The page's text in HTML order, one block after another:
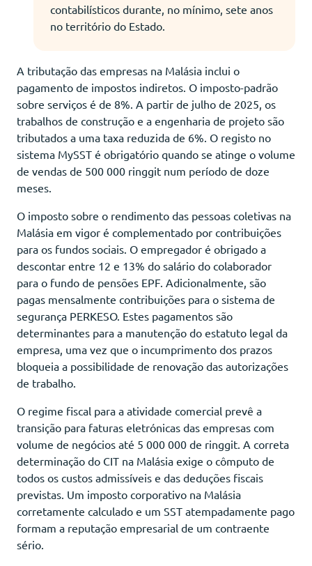
contabilísticos durante, no mínimo, sete anos
no território do Estado.
A tributação das empresas na Malásia inclui o
pagamento de impostos indiretos. O imposto-padrão
sobre serviços é de 8%. A partir de julho de 2025, os
trabalhos de construção e a engenharia de projeto são
tributados a uma taxa reduzida de 6%. O registo no
sistema MySST é obrigatório quando se atinge o volume
de vendas de 500 000 ringgit num período de doze
meses.
O imposto sobre o rendimento das pessoas coletivas na
Malásia em vigor é complementado por contribuições
para os fundos sociais. O empregador é obrigado a
descontar entre 12 e 13% do salário do colaborador
para o fundo de pensões EPF. Adicionalmente, são
pagas mensalmente contribuições para o sistema de
segurança PERKESO. Estes pagamentos são
determinantes para a manutenção do estatuto legal da
empresa, uma vez que o incumprimento dos prazos
bloqueia a possibilidade de renovação das autorizações
de trabalho.
O regime fiscal para a atividade comercial prevê a
transição para faturas eletrónicas das empresas com
volume de negócios até 5 000 000 de ringgit. A correta
determinação do CIT na Malásia exige o cômputo de
todos os custos admissíveis e das deduções fiscais
previstas. Um imposto corporativo na Malásia
corretamente calculado e um SST atempadamente pago
formam a reputação empresarial de um contraente
sério.